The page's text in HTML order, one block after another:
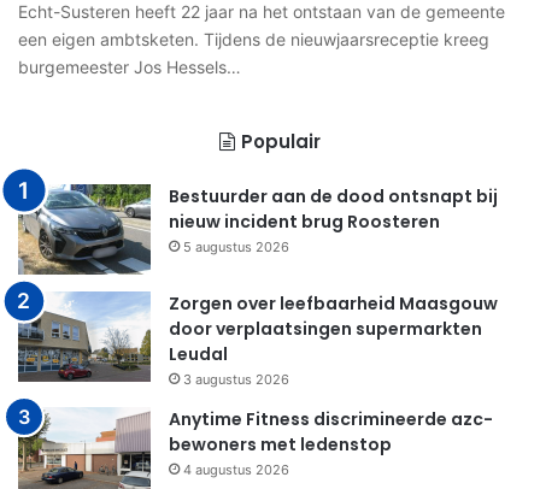
Echt-Susteren heeft 22 jaar na het ontstaan van de gemeente
een eigen ambtsketen. Tijdens de nieuwjaarsreceptie kreeg
burgemeester Jos Hessels…
Populair
Bestuurder aan de dood ontsnapt bij
nieuw incident brug Roosteren
5 augustus 2026
Zorgen over leefbaarheid Maasgouw
door verplaatsingen supermarkten
Leudal
3 augustus 2026
Anytime Fitness discrimineerde azc-
bewoners met ledenstop
4 augustus 2026